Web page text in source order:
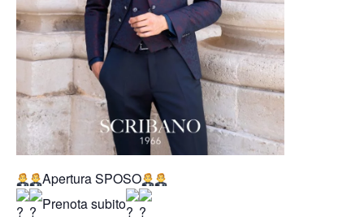
Apertura SPOSO
Prenota subito